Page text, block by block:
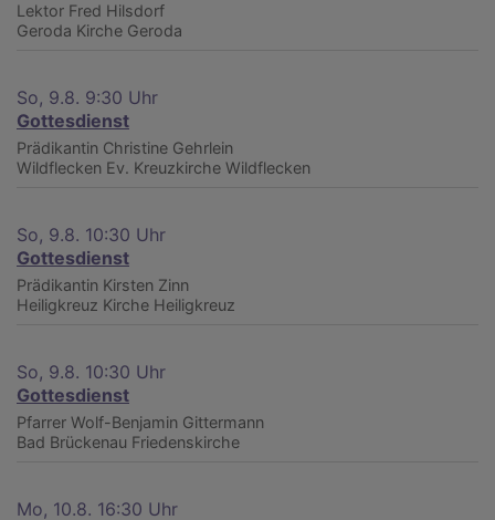
Lektor Fred Hilsdorf
Geroda Kirche Geroda
So, 9.8. 9:30 Uhr
Gottesdienst
Prädikantin Christine Gehrlein
Wildflecken Ev. Kreuzkirche Wildflecken
So, 9.8. 10:30 Uhr
Gottesdienst
Prädikantin Kirsten Zinn
Heiligkreuz Kirche Heiligkreuz
So, 9.8. 10:30 Uhr
Gottesdienst
Pfarrer Wolf-Benjamin Gittermann
Bad Brückenau Friedenskirche
Mo, 10.8. 16:30 Uhr